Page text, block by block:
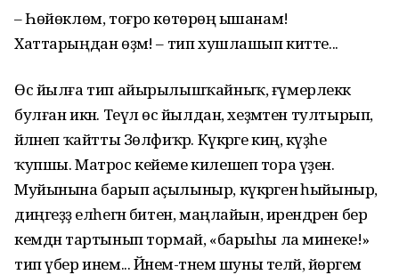
– Һөйөклөм, тоғро көтөрөңә ышанам!
Хаттарыңдан өҙмә! – тип хушлашып китте...
Өс йылға тип айырылышҡайныҡ, ғүмерлеккә
булған икән. Теүәл өс йылдан, хеҙмәтен тултырып,
әйләнеп ҡайтты Зөлфиҡәр. Күкрәге киң, кәүҙәһе
ҡупшы. Матрос кейеме килешеп тора үҙенә.
Муйынына барып аҫылыныр, күкрәгенә һыйыныр,
диңгеҙҙә елһегән битен, маңлайын, ирендәрен бер
кемдән тартынып тормай, «барыһы ла минеке!»
тип үбер инем... Йәнем-тәнем шуны теләй, йөрәгем